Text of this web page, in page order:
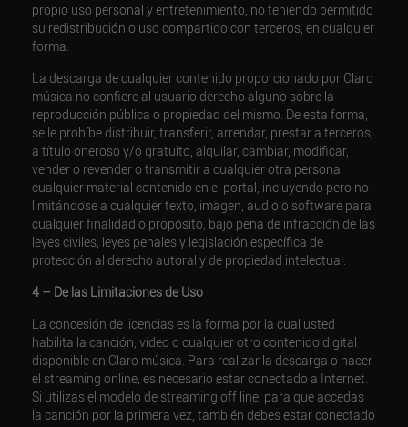
propio uso personal y entretenimiento, no teniendo permitido
su redistribución o uso compartido con terceros, en cualquier
forma.
La descarga de cualquier contenido proporcionado por Claro
música no confiere al usuario derecho alguno sobre la
reproducción pública o propiedad del mismo. De esta forma,
se le prohíbe distribuir, transferir, arrendar, prestar a terceros,
a título oneroso y/o gratuito, alquilar, cambiar, modificar,
vender o revender o transmitir a cualquier otra persona
cualquier material contenido en el portal, incluyendo pero no
limitándose a cualquier texto, imagen, audio o software para
cualquier finalidad o propósito, bajo pena de infracción de las
leyes civiles, leyes penales y legislación específica de
protección al derecho autoral y de propiedad intelectual.
4 – De las Limitaciones de Uso
La concesión de licencias es la forma por la cual usted
habilita la canción, video o cualquier otro contenido digital
disponible en Claro música. Para realizar la descarga o hacer
el streaming online, es necesario estar conectado a Internet.
Si utilizas el modelo de streaming off line, para que accedas
la canción por la primera vez, también debes estar conectado